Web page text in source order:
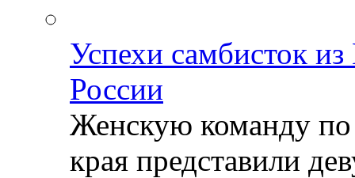
Успехи самбисток
России
Женскую команду
края представили